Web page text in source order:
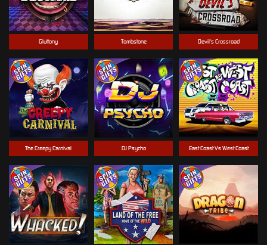
Devil's Crossroad
Gluttony
DJ Psycho
Tombstone
East Coast Vs West Coast
The Creepy Carnival